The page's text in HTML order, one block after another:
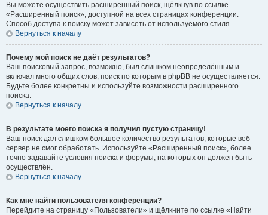
Вы можете осуществить расширенный поиск, щёлкнув по ссылке
«Расширенный поиск», доступной на всех страницах конференции.
Способ доступа к поиску может зависеть от используемого стиля.
Вернуться к началу
Почему мой поиск не даёт результатов?
Ваш поисковый запрос, возможно, был слишком неопределённым и
включал много общих слов, поиск по которым в phpBB не осуществляется.
Будьте более конкретны и используйте возможности расширенного
поиска.
Вернуться к началу
В результате моего поиска я получил пустую страницу!
Ваш поиск дал слишком большое количество результатов, которые веб-
сервер не смог обработать. Используйте «Расширенный поиск», более
точно задавайте условия поиска и форумы, на которых он должен быть
осуществлён.
Вернуться к началу
Как мне найти пользователя конференции?
Перейдите на страницу «Пользователи» и щёлкните по ссылке «Найти